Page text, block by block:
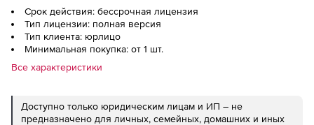
Срок действия: бессрочная лицензия
Тип лицензии: полная версия
Тип клиента: юрлицо
Минимальная покупка: от 1 шт.
Все характеристики
Доступно только юридическим лицам и ИП – не
предназначено для личных, семейных, домашних и иных